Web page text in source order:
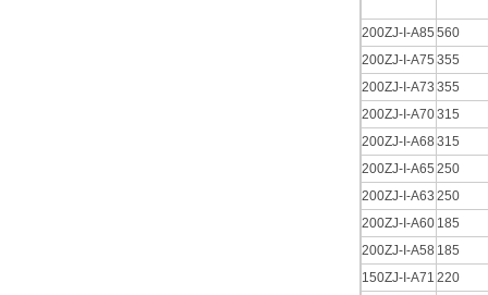
200ZJ-I-A85 560
200ZJ-I-A75 355
200ZJ-I-A73 355
200ZJ-I-A70315
200ZJ-I-A68 315
200ZJ-I-A65 250
200ZJ-I-A63 250
200ZJ-I-A60 185
200ZJ-I-A58 185
150ZJ-I-A71 220